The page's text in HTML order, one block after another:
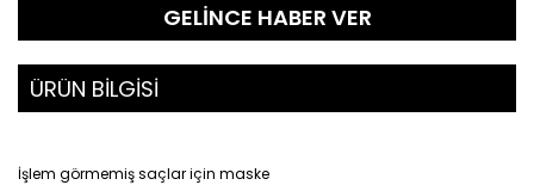
GELİNCE HABER VER
ÜRÜN BİLGİSİ
İşlem görmemiş saçlar için maske